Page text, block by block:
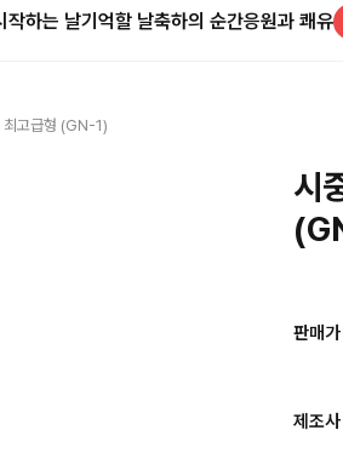
작하는 날기억할 날축하의 순간응원과 쾌유
최고급형 (GN-1)
시
판매가
제조사